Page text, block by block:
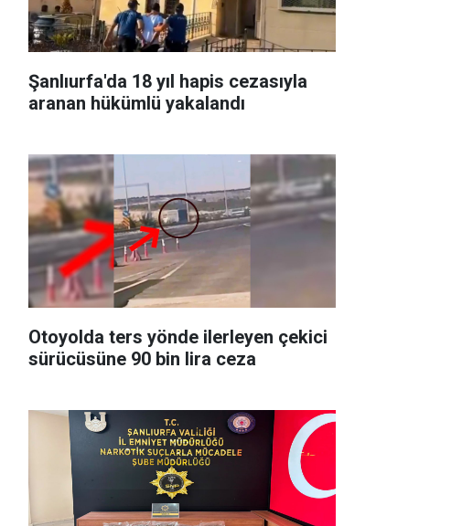
Şanlıurfa'da 18 yıl hapis cezasıyla
aranan hükümlü yakalandı
Otoyolda ters yönde ilerleyen çekici
sürücüsüne 90 bin lira ceza